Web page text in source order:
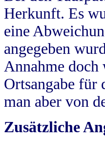
Herkunft. Es
eine
angegeben
Annahme
Ortsangabe für
man aber von
Zusätzliche